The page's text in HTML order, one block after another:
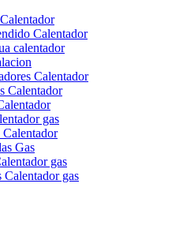
Calentador
calentador
Calentador
Calentador
gas
Calentador
Gas
gas
Calentador gas